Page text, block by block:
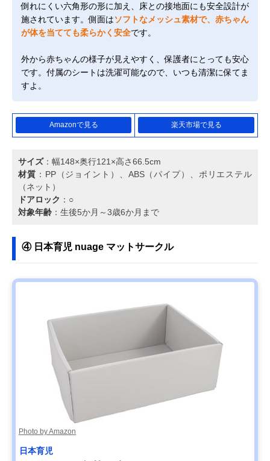
倒れにくい六角形の形に加え、床との接地面にも安全設計が
施されています。側面はソフトなメッシュ素材で、赤ちゃん
が体を当てても柔らかく安全です。
外から赤ちゃんの様子が見えやすく、保護者にとっても安心
です。付属のシートは洗濯可能なので、いつも清潔に保てま
すよ。
Amazonで見る 楽天市場で見る
サイズ：幅148×奥行121×高さ66.5cm
材質 ：PP（ジョイント）、ABS（パイプ）、ポリエステル
（ネット）
ドアロック ：○
対象年齢 ：生後5か月～3歳6か月まで
④ 日本育児 nuage マットサークル
Photo by Amazon
日本育児